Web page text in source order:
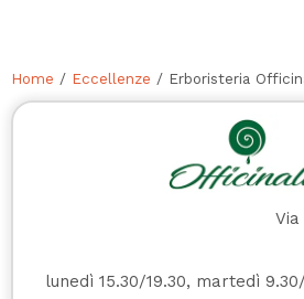
Home / Eccellenze / Erboristeria
Via
lunedì 15.30/19.30, martedì 9.30/